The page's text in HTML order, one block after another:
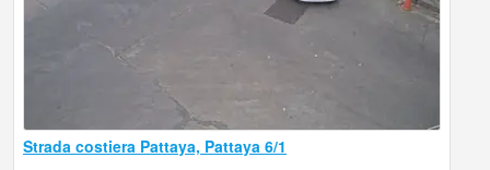
Strada costiera Pattaya, Pattaya 6/1